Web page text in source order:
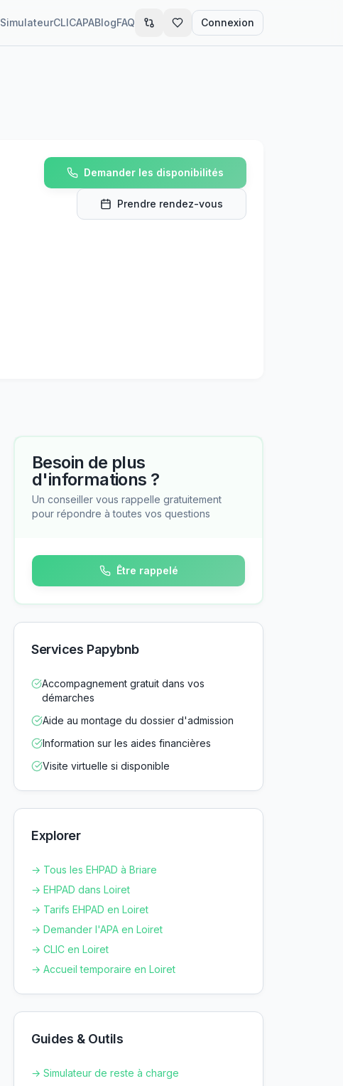
SimulateurCLICAPABlogFAQ Connexion
Demander les disponibilités
Prendre rendez-vous
Besoin de plus
d'informations ?
Un conseiller vous rappelle gratuitement
pour répondre à toutes vos questions
Être rappelé
Services Papybnb
Accompagnement gratuit dans vos
démarches
Aide au montage du dossier d'admission
Information sur les aides financières
Visite virtuelle si disponible
Explorer
→ Tous les EHPAD à Briare
→ EHPAD dans Loiret
→ Tarifs EHPAD en Loiret
→ Demander l'APA en Loiret
→ CLIC en Loiret
→ Accueil temporaire en Loiret
Guides & Outils
→ Simulateur de reste à charge